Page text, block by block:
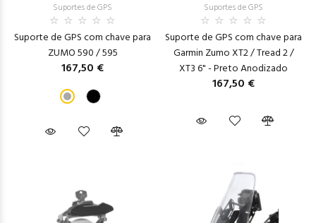
Suportes de GPS
Suporte de GPS com chave para
ZUMO 590 / 595
167,50 €
Suportes de GPS
Suporte de GPS com chave para
Garmin Zumo XT2 / Tread 2 /
XT3 6" - Preto Anodizado
167,50 €